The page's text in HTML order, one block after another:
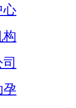
心
构
孕